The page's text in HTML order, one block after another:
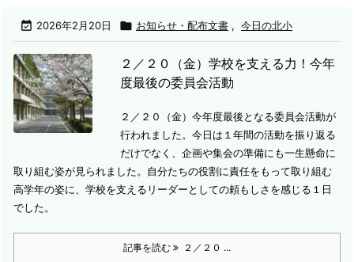
 2026年2月20日  お知らせ・配布文書 , 今日の北小
２／２０（金）学校を支える力！今年
度最後の委員会活動
２／２０（金）今年度最後となる委員会活動が
行われました。 今日は１年間の活動を振り返る
だけでなく、企画や集会の準備にも一生懸命に
取り組む姿が見られました。 自分たちの役割に責任をもって取り組む
高学年の姿に、学校を支えるリーダーとしての頼もしさを感じる１日
でした。
記事を読む ２／２０ ...